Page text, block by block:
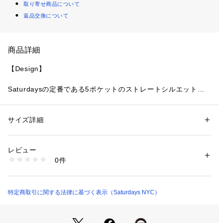
取り寄せ商品について
返品交換について
商品詳細
【Design】
Saturdaysの定番である5ポケットのストレートシルエットパ
カラーで展開しています。
ストレートシルエットパンツ。
性別：レディース
素材：コットン 97% ポリウレタン 3%
商品番号：
BBS63160 （ショップ）
サイズ詳細
レビュー
0件
特定商取引に関する法律に基づく表示（Saturdays NYC）